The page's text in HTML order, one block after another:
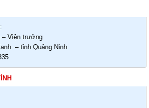
– Viện trưởng
– tỉnh Quảng Ninh.